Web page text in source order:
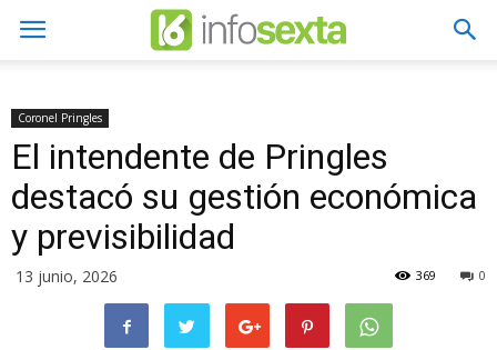
Coronel Pringles
El intendente de Pringles
destacó su gestión económica
y previsibilidad
13 junio, 2026 0
369